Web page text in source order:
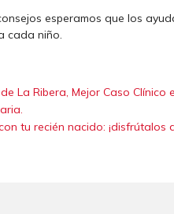
esperamos que los
cada niño.
La Ribera, Mejor Caso
tu recién nacido: ¡disfrútalos